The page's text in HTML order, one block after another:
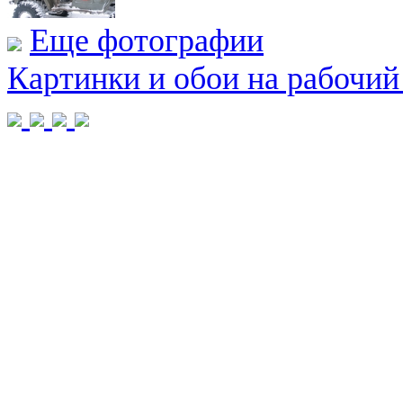
Еще фотографии
Картинки и обои на